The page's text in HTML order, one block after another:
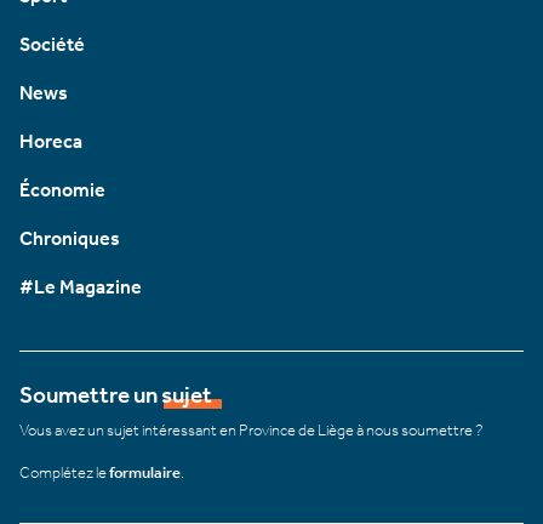
Société
News
Horeca
Économie
Chroniques
#Le Magazine
Soumettre un sujet
Vous avez un sujet intéressant en Province de Liège à nous soumettre ?
Complétez leformulaire